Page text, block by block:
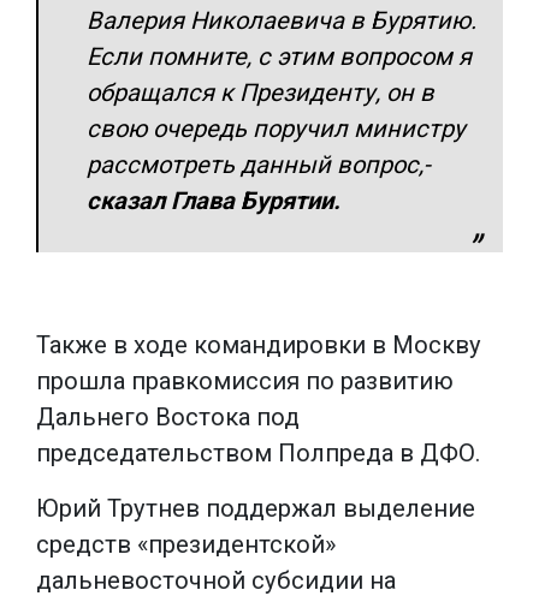
Валерия Николаевича в Бурятию.
Если помните, с этим вопросом я
обращался к Президенту, он в
свою очередь поручил министру
рассмотреть данный вопрос,-
сказал Глава Бурятии.
Также в ходе командировки в Москву
прошла правкомиссия по развитию
Дальнего Востока под
председательством Полпреда в ДФО.
Юрий Трутнев поддержал выделение
средств «президентской»
дальневосточной субсидии на